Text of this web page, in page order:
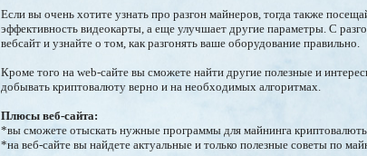
Если вы очень хотите узнать про разгон майнеров, тогда также
эффективность видеокарты, а еще улучшает другие параметры. С
вебсайт и узнайте о том, как разгонять ваше оборудование правильно.
Кроме того на web-сайте вы сможете найти другие полезные и
добывать криптовалюту верно и на необходимых алгоритмах.
Плюсы веб-сайта:
*вы сможете отыскать нужные программы для майнинга
*на веб-сайте вы найдете актуальные и только полезные советы по